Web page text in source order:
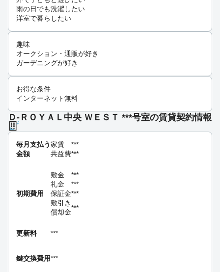
雨の日でも洗濯したい
洋室で暮らしたい
趣味
オークション・通販が好き
ガーデニングが好き
お得な条件
インターネット無料
Ｄ-ＲＯＹＡＬ中央 ＷＥＳＴ ***号室の賃貸契約情報
毎月支払う
金額
家賃
***
共益費***
初期費用
敷金
***
礼金
***
保証金***
敷引き
償却金
***
更新料 ***
鍵交換費用***